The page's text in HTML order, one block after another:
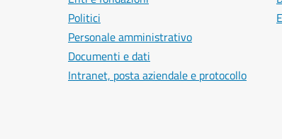
Politici
Personale amministrativo
Documenti e dati
Intranet, posta aziendale e protocollo